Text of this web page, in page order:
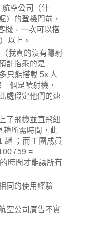
航空公司（什
）的登機門前，
機，一次可以搭
）以上。
我真的沒有隱射
計搭乘的是
只能搭載 5x 人
個是噴射機，
處假定他們的速
了飛機並直飛紐
趟所需時間，此
趟 ；而 T 團成員
/ 59 =
時間才能讓所有
同的使用經驗
空公司廣告不實